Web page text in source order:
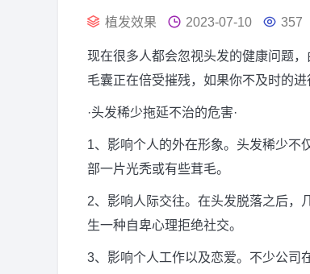
植发效果 2023-07-10 357
现在很多人都会忽视头发的健康问题
毛囊正在倍受摧残，如果你不及时的
·头发稀少拖延不治的危害·
1、影响个人的外在形象。头发稀少不
部一片光秃或有些茸毛。
2、影响人际交往。在头发脱落之后，
生一种自卑心理拒绝社交。
3、影响个人工作以及恋爱。不少公司